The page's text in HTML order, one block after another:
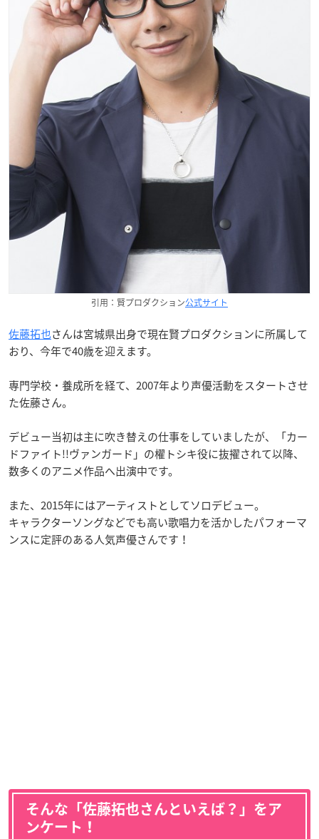
引用：賢プロダクション公式サイト
佐藤拓也さんは宮城県出身で現在賢プロダクションに所属して
おり、今年で40歳を迎えます。
専門学校・養成所を経て、2007年より声優活動をスタートさせ
た佐藤さん。
デビュー当初は主に吹き替えの仕事をしていましたが、「カー
ドファイト!!ヴァンガード」の櫂トシキ役に抜擢されて以降、
数多くのアニメ作品へ出演中です。
また、2015年にはアーティストとしてソロデビュー。
キャラクターソングなどでも高い歌唱力を活かしたパフォーマ
ンスに定評のある人気声優さんです！
そんな「佐藤拓也さんといえば？」をア
ンケート！